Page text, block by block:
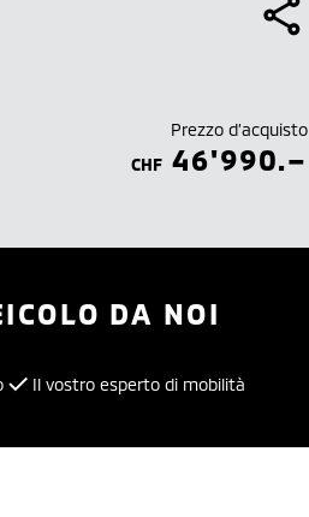
Prezzo d’acquisto
CHF 46'990.–
DA NOI
Il vostro esperto di mobilità